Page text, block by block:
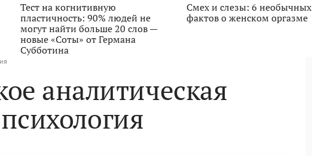
Тест на когнитивную
пластичность: 90% людей не
могут найти больше 20 слов —
новые «Соты» от Германа
Субботина
Смех и слезы: 6 необычных
фактов о женском оргазме
аналитическая
психология